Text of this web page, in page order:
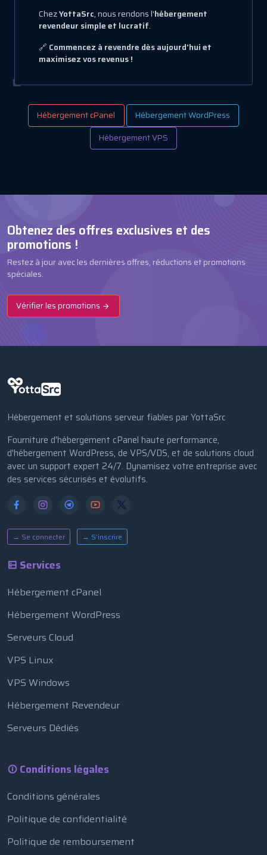
ChezYottaSrc, nous rendons l'hébergement
revendeur simple et lucratif.
🔗 Commencez à revendre dès aujourd'hui et
maximisez vos revenus !
Hébergement cPanel
Hébergement WordPress
Hébergement VPS
Obtenez des offres exclusives et des
promotions !
Restez à jour avec les dernières offres, réductions et promotions
spéciales.
Vérifier les promotions
Hébergement et solutions serveur fiables par YottaSrc
Fourniture d'hébergement cPanel haute performance,
d'hébergement WordPress, de VPS/VDS, et de solutions cloud
avec un support expert 24/7. Dynamisez votre entreprise avec
des services sécurisés et évolutifs.
→ Se connecter → S’inscrire
Services
Hébergement cPanel
Hébergement WordPress
Serveurs Cloud
VPS Linux
VPS Windows
Hébergement Revendeur
Serveurs Dédiés
Conditions légales
Conditions générales
Politique de confidentialité
Politique de remboursement